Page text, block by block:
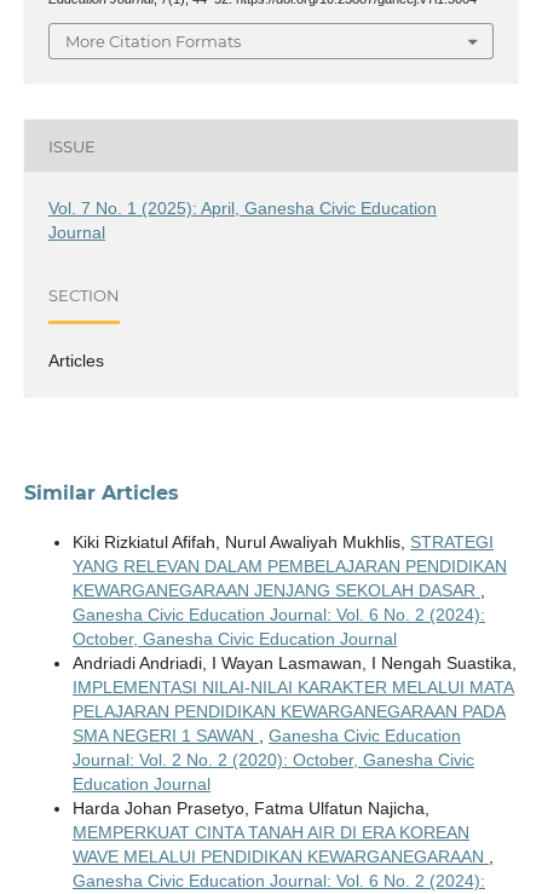
More Citation Formats
ISSUE
Vol. 7 No. 1 (2025): April, Ganesha Civic Education
Journal
SECTION
Articles
Similar Articles
Kiki Rizkiatul Afifah, Nurul Awaliyah Mukhlis, STRATEGI
YANG RELEVAN DALAM PEMBELAJARAN PENDIDIKAN
KEWARGANEGARAAN JENJANG SEKOLAH DASAR
Ganesha Civic Education Journal: Vol. 6 No. 2 (2024):
October, Ganesha Civic Education Journal
Andriadi Andriadi, I Wayan Lasmawan, I Nengah Suastika,
IMPLEMENTASI NILAI-NILAI KARAKTER MELALUI MATA
PELAJARAN PENDIDIKAN KEWARGANEGARAAN PADA
SMA NEGERI 1 SAWAN
Ganesha Civic Education
Journal: Vol. 2 No. 2 (2020): October, Ganesha Civic
Education Journal
Harda Johan Prasetyo, Fatma Ulfatun Najicha,
MEMPERKUAT CINTA TANAH AIR DI ERA KOREAN
WAVE MELALUI PENDIDIKAN KEWARGANEGARAAN
Ganesha Civic Education Journal: Vol. 6 No. 2 (2024):